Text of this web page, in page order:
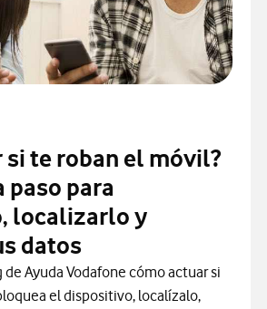
si te roban el móvil?
paso para
localizarlo y
datos
Ayuda Vodafone cómo actuar si
el dispositivo, localízalo,